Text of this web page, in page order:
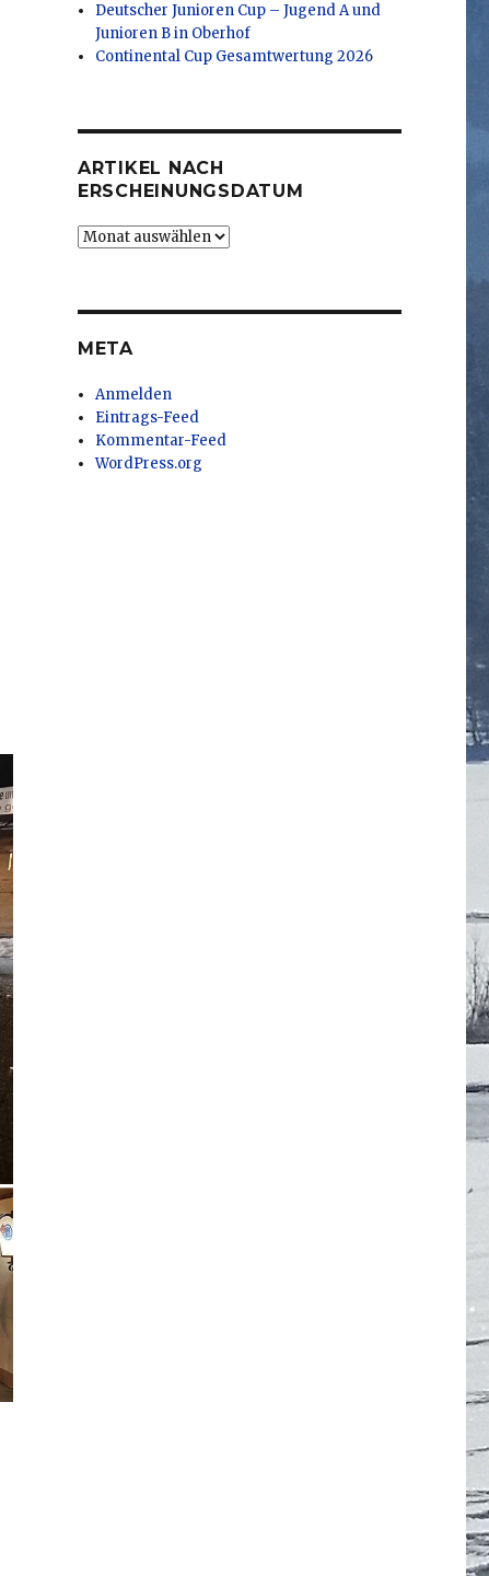
Deutscher Junioren Cup – Jugend A und
Junioren B in Oberhof
Continental Cup Gesamtwertung 2026
ARTIKEL NACH
ERSCHEINUNGSDATUM
Artikel
META
Anmelden
Eintrags-Feed
Kommentar-Feed
WordPress.org